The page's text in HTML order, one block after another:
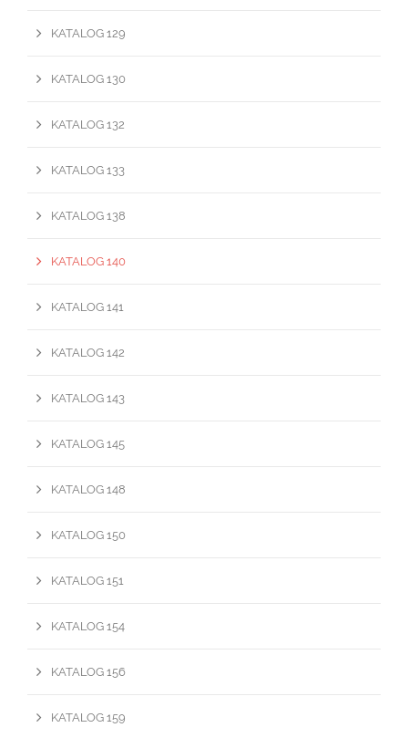
KATALOG 129
KATALOG 130
KATALOG 132
KATALOG 133
KATALOG 138
KATALOG 140
KATALOG 141
KATALOG 142
KATALOG 143
KATALOG 145
KATALOG 148
KATALOG 150
KATALOG 151
KATALOG 154
KATALOG 156
KATALOG 159